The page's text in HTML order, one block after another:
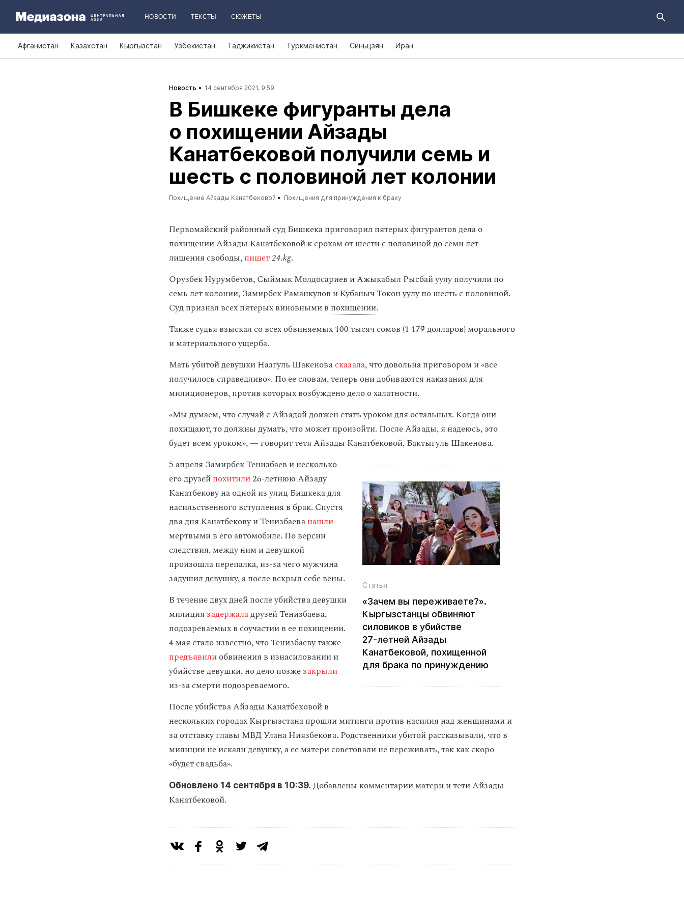
НОВОСТИ ТЕКСТЫ СЮЖЕТЫ
Афганистан Казахстан Кыргызстан Узбекистан Таджикистан Туркменистан Синьцзян Иран
Новость 14 сентября 2021, 9:59
В Бишкеке фигуранты дела
о похищении Айзады
Канатбековой получили семь и
шесть с половиной лет колонии
Похищение Айзады Канатбековой Похищения для принуждения к браку
Первомайский районный суд Бишкека приговорил пятерых фигурантов дела о
похищении Айзады Канатбековой к срокам от шести с половиной до семи лет
лишения свободы,пишет24.kg.
Орузбек Нурумбетов, Сыймык Молдосариев и Ажыкабыл Рысбай уулу получили по
семь лет колонии, Замирбек Раманкулов и Кубаныч Токон уулу по шесть с половиной.
Суд признал всех пятерых виновными в похищении.
Также судья взыскал со всех обвиняемых 100 тысяч сомов (1 179 долларов) морального
и материального ущерба.
Мать убитой девушки Назгуль Шакеновасказала, что довольна приговором и «все
получилось справедливо». По ее словам, теперь они добиваются наказания для
милиционеров, против которых возбуждено дело о халатности.
«Мы думаем, что случай с Айзадой должен стать уроком для остальных. Когда они
похищают, то должны думать, что может произойти. После Айзады, я надеюсь, это
будет всем уроком», — говорит тетя Айзады Канатбековой, Бактыгуль Шакенова.
Статья
«Зачем вы переживаете?».
Кыргызстанцы обвиняют
силовиков в убийстве
27‑летней Айзады
Канатбековой, похищенной
для брака по принуждению
5 апреля Замирбек Тенизбаев и несколько
его друзейпохитили26-летнюю Айзаду
Канатбекову на одной из улиц Бишкека для
насильственного вступления в брак. Спустя
два дня Канатбекову и Тенизбаеванашли
мертвыми в его автомобиле. По версии
следствия, между ним и девушкой
произошла перепалка, из-за чего мужчина
задушил девушку, а после вскрыл себе вены.
В течение двух дней после убийства девушки
милиция задержаладрузей Тенизбаева,
подозреваемых в соучастии в ее похищении.
4 мая стало известно, что Тенизбаеву также
предъявилиобвинения в изнасиловании и
убийстве девушки, но дело позжезакрыли
из-за смерти подозреваемого.
После убийства Айзады Канатбековой в
нескольких городах Кыргызстана прошли митинги против насилия над женщинами и
за отставку главы МВД Улана Ниязбекова. Родственники убитой рассказывали, что в
милиции не искали девушку, а ее матери советовали не переживать, так как скоро
«будет свадьба».
Обновлено 14 сентября в 10:39. Добавлены комментарии матери и тети Айзады
Канатбековой.